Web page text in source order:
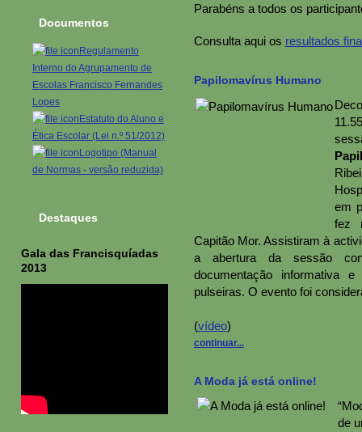
Parabéns a todos os
Consulta aqui os resultados
Papilomavírus Humano
em
fez
Capitão Mor. Assistiram à
a abertura da sessão
documentação informativa
pulseiras. O evento foi
(vídeo)
continuar...
A Moda já está online!
de
Documentos
Regulamento
Interno do Agrupamento de
Escolas Francisco Fernandes
Lopes
Estatuto do Aluno e
Ética Escolar (Lei n.º 51/2012)
Logotipo (Manual
de Normas - versão reduzida)
Destaques
Gala das Francisquíadas
2013